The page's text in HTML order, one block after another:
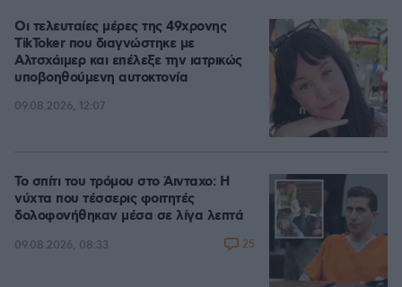
Οι τελευταίες μέρες της 49χρονης
TikToker που διαγνώστηκε με
Αλτσχάιμερ και επέλεξε την ιατρικώς
υποβοηθούμενη αυτοκτονία
09.08.2026, 12:07
Το σπίτι του τρόμου στο Άινταχο: Η
νύχτα που τέσσερις φοιτητές
δολοφονήθηκαν μέσα σε λίγα λεπτά
09.08.2026, 08:33 25